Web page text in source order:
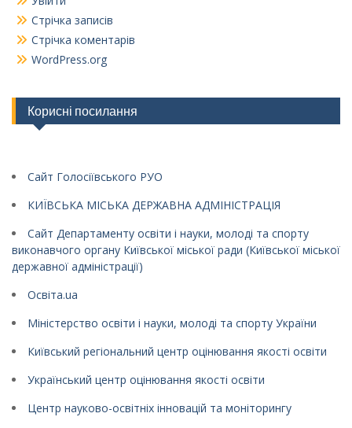
Стрічка записів
Стрічка коментарів
WordPress.org
Корисні посилання
Сайт Голосіївського РУО
КИЇВСЬКА МІСЬКА ДЕРЖАВНА АДМІНІСТРАЦІЯ
Сайт Департаменту освіти і науки, молоді та спорту
виконавчого органу Київської міської ради (Київської міської
державної адміністрації)
Освіта.ua
Міністерство освіти і науки, молоді та спорту України
Київський регіональний центр оцінювання якості освіти
Український центр оцінювання якості освіти
Центр науково-освітніх інновацій та моніторингу